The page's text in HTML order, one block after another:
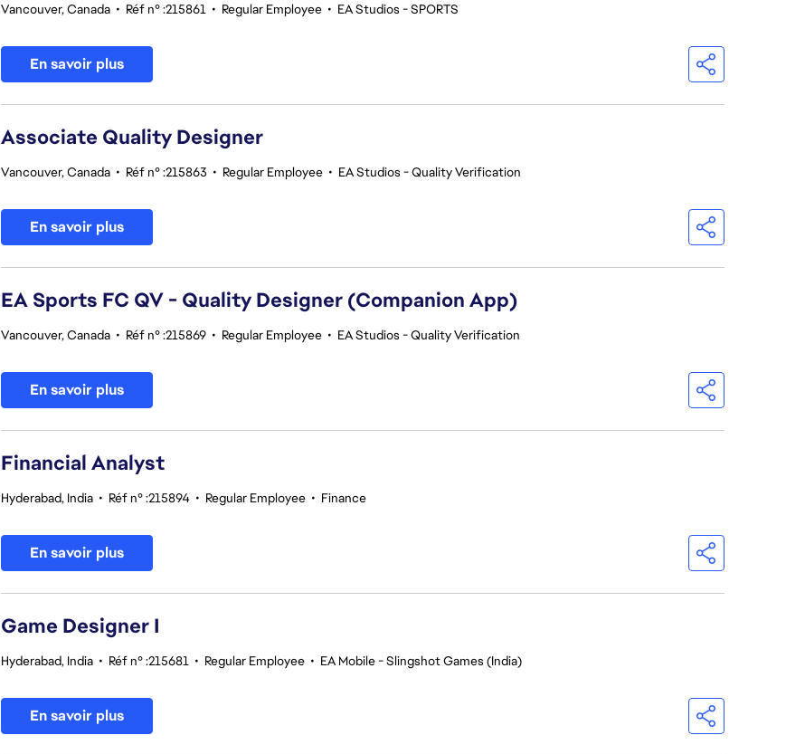
Vancouver, Canada • Réf n° :215861 • Regular Employee • EA Studios - SPORTS
En savoir plus
Associate Quality Designer
Vancouver, Canada • Réf n° :215863 • Regular Employee • EA Studios - Quality Verification
En savoir plus
EA Sports FC QV - Quality Designer (Companion App)
Vancouver, Canada • Réf n° :215869 • Regular Employee • EA Studios - Quality Verification
En savoir plus
Financial Analyst
Hyderabad, India • Réf n° :215894 • Regular Employee • Finance
En savoir plus
Game Designer I
Hyderabad, India • Réf n° :215681 • Regular Employee • EA Mobile - Slingshot Games (India)
En savoir plus